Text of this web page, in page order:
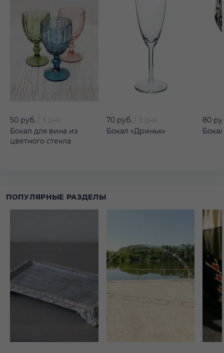
50 руб.
3 дня
Бокал для вина из
цветного стекла
70 руб.
3 дня
Бокал «Дриньк»
80
ПОПУЛЯРНЫЕ РАЗДЕЛЫ